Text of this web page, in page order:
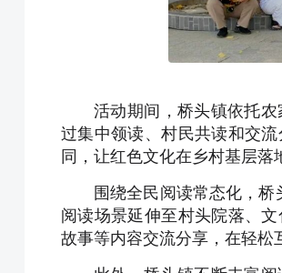
活动期间，桥头镇依托
过集中领读、村民共读和交
同，让红色文化在乡村基层落
围绕全民阅读常态化，桥
阅读场景延伸至村头院落、
故事等内容交流分享，在轻松